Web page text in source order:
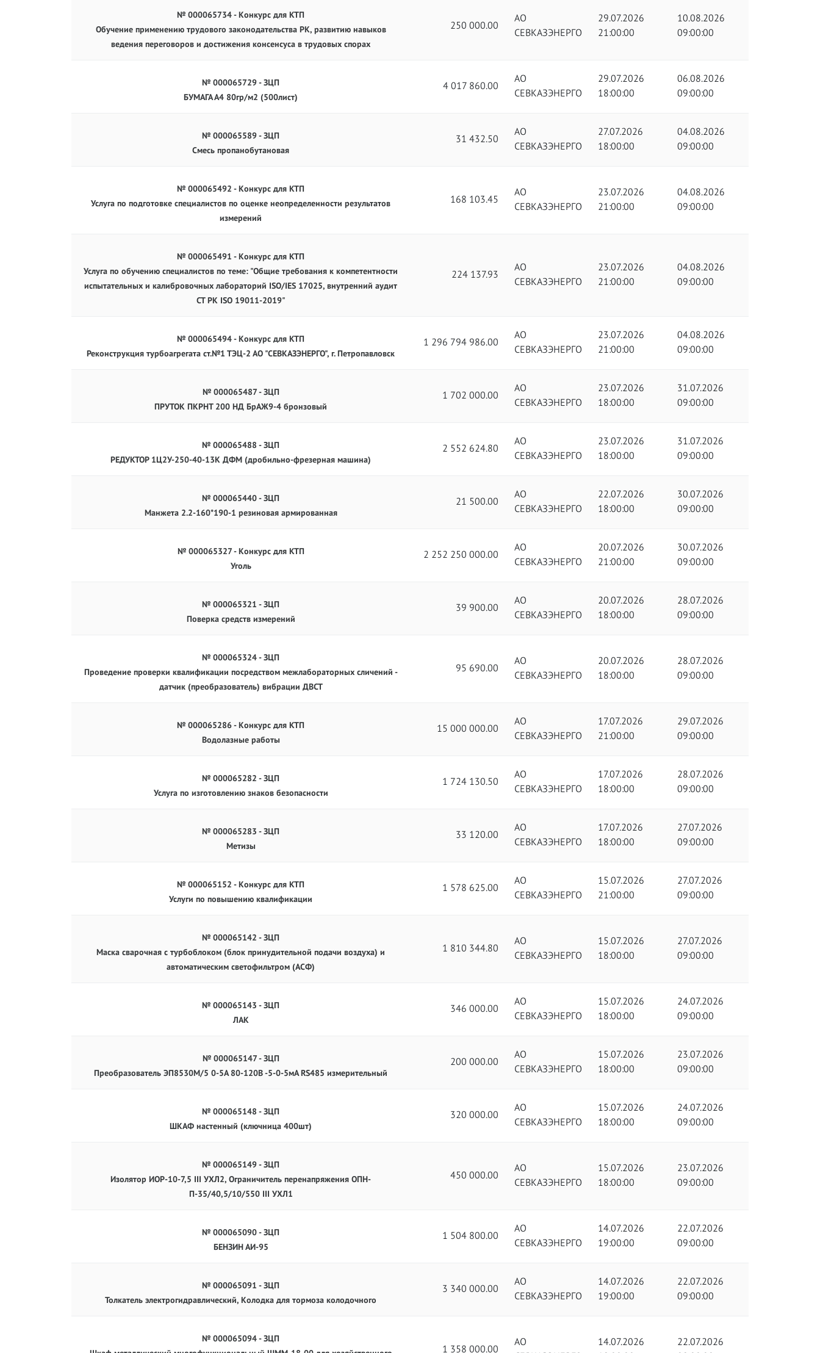
№ 000065734 - Конкурс для КТП
Обучение применению трудового законодательства РК, развитию навыков
ведения переговоров и достижения консенсуса в трудовых спорах
250 000.00
АО
СЕВКАЗЭНЕРГО
29.07.2026
21:00:00
10.08.2026
09:00:00
№ 000065729 - ЗЦП
БУМАГА А4 80гр/м2 (500лист)
4 017 860.00
АО
СЕВКАЗЭНЕРГО
29.07.2026
18:00:00
06.08.2026
09:00:00
№ 000065589 - ЗЦП
Смесь пропанобутановая
31 432.50
АО
СЕВКАЗЭНЕРГО
27.07.2026
18:00:00
04.08.2026
09:00:00
№ 000065492 - Конкурс для КТП
Услуга по подготовке специалистов по оценке неопределенности результатов
измерений
168 103.45
АО
СЕВКАЗЭНЕРГО
23.07.2026
21:00:00
04.08.2026
09:00:00
№ 000065491 - Конкурс для КТП
Услуга по обучению специалистов по теме: "Общие требования к компетентности
испытательных и калибровочных лабораторий ISO/IES 17025, внутренний аудит
СТ РК ISO 19011-2019"
224 137.93
АО
СЕВКАЗЭНЕРГО
23.07.2026
21:00:00
04.08.2026
09:00:00
№ 000065494 - Конкурс для КТП
Реконструкция турбоагрегата ст.№1 ТЭЦ-2 АО "СЕВКАЗЭНЕРГО", г. Петропавловск
1 296 794 986.00
АО
СЕВКАЗЭНЕРГО
23.07.2026
21:00:00
04.08.2026
09:00:00
№ 000065487 - ЗЦП
ПРУТОК ПКРНТ 200 НД БрАЖ9-4 бронзовый
1 702 000.00
АО
СЕВКАЗЭНЕРГО
23.07.2026
18:00:00
31.07.2026
09:00:00
№ 000065488 - ЗЦП
РЕДУКТОР 1Ц2У-250-40-13К ДФМ (дробильно-фрезерная машина)
2 552 624.80
АО
СЕВКАЗЭНЕРГО
23.07.2026
18:00:00
31.07.2026
09:00:00
№ 000065440 - ЗЦП
Манжета 2.2-160*190-1 резиновая армированная
21 500.00
АО
СЕВКАЗЭНЕРГО
22.07.2026
18:00:00
30.07.2026
09:00:00
№ 000065327 - Конкурс для КТП
Уголь
2 252 250 000.00
АО
СЕВКАЗЭНЕРГО
20.07.2026
21:00:00
30.07.2026
09:00:00
№ 000065321 - ЗЦП
Поверка средств измерений
39 900.00
АО
СЕВКАЗЭНЕРГО
20.07.2026
18:00:00
28.07.2026
09:00:00
№ 000065324 - ЗЦП
Проведение проверки квалификации посредством межлабораторных сличений -
датчик (преобразователь) вибрации ДВСТ
95 690.00
АО
СЕВКАЗЭНЕРГО
20.07.2026
18:00:00
28.07.2026
09:00:00
№ 000065286 - Конкурс для КТП
Водолазные работы
15 000 000.00
АО
СЕВКАЗЭНЕРГО
17.07.2026
21:00:00
29.07.2026
09:00:00
№ 000065282 - ЗЦП
Услуга по изготовлению знаков безопасности
1 724 130.50
АО
СЕВКАЗЭНЕРГО
17.07.2026
18:00:00
28.07.2026
09:00:00
№ 000065283 - ЗЦП
Метизы
33 120.00
АО
СЕВКАЗЭНЕРГО
17.07.2026
18:00:00
27.07.2026
09:00:00
№ 000065152 - Конкурс для КТП
Услуги по повышению квалификации
1 578 625.00
АО
СЕВКАЗЭНЕРГО
15.07.2026
21:00:00
27.07.2026
09:00:00
№ 000065142 - ЗЦП
Маска сварочная с турбоблоком (блок принудительной подачи воздуха) и
автоматическим светофильтром (АСФ)
1 810 344.80
АО
СЕВКАЗЭНЕРГО
15.07.2026
18:00:00
27.07.2026
09:00:00
№ 000065143 - ЗЦП
ЛАК
346 000.00
АО
СЕВКАЗЭНЕРГО
15.07.2026
18:00:00
24.07.2026
09:00:00
№ 000065147 - ЗЦП
Преобразователь ЭП8530М/5 0-5А 80-120В -5-0-5мА RS485 измерительный
200 000.00
АО
СЕВКАЗЭНЕРГО
15.07.2026
18:00:00
23.07.2026
09:00:00
№ 000065148 - ЗЦП
ШКАФ настенный (ключница 400шт)
320 000.00
АО
СЕВКАЗЭНЕРГО
15.07.2026
18:00:00
24.07.2026
09:00:00
№ 000065149 - ЗЦП
Изолятор ИОР-10-7,5 III УХЛ2, Ограничитель перенапряжения ОПН-
П-35/40,5/10/550 III УХЛ1
450 000.00
АО
СЕВКАЗЭНЕРГО
15.07.2026
18:00:00
23.07.2026
09:00:00
№ 000065090 - ЗЦП
БЕНЗИН АИ-95
1 504 800.00
АО
СЕВКАЗЭНЕРГО
14.07.2026
19:00:00
22.07.2026
09:00:00
№ 000065091 - ЗЦП
Толкатель электрогидравлический, Колодка для тормоза колодочного
3 340 000.00
АО
СЕВКАЗЭНЕРГО
14.07.2026
19:00:00
22.07.2026
09:00:00
№ 000065094 - ЗЦП
1 358 000.00
АО
14.07.2026
22.07.2026